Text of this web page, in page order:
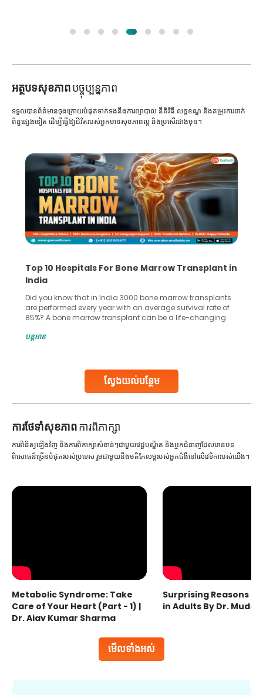
អត្ថបទសុខភាពបច្ចុប្បន្នភាព
ស្វែងយល់បន្ថែម
ទទួលបានព័ត៌មានចុងក្រោយបំផុតទាក់ទងនឹងការព្យាបាល នីតិវិធី លក្ខខណ្ឌ និងតម្រូវការពាក់
ព័ន្ធផ្សេងទៀត ដើម្បីធ្វើឱ្យជីវិតរបស់អ្នកមានសុខភាពល្អ និងប្រសើរជាងមុន។
Top 10 Hospitals For Bone Marrow Transplant in
India
Did you know that in India 3000 bone marrow transplants
are performed every year with an average survival rate of
85%? A bone marrow transplant can be a life-changing
make all the difference. India has some of the world’s
បន្តអាន
ការ​ថែទាំ​សុខភាពការពិភាក្សា
មើលទាំងអស់
ការពិនិត្យឡើងវិញ និងការពិភាក្សាសំខាន់ៗជាមួយវេជ្ជបណ្ឌិត និងអ្នកជំនាញដែលមានបទ
ពិសោធន៍ច្រើនបំផុតរបស់ប្រទេស រួមជាមួយនឹងមតិកែលម្អរបស់អ្នកជំងឺនៅលើវេទិការបស់យើង។
Metabolic Syndrome: Take
Care of Your Heart (Part - 1) |
Dr. Ajay Kumar Sharma
Surprising Reasons
in Adults By Dr.